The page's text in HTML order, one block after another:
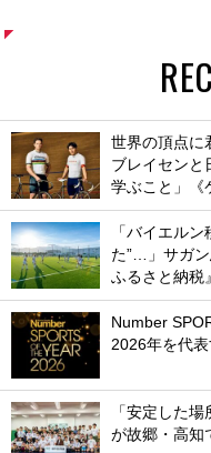
世界の頂点に
ブレイセンと
学ぶこと」《
「バイエル
た”…」サガ
ふるさと納税』
Number
2026年を代
「安定した
が故郷・高知